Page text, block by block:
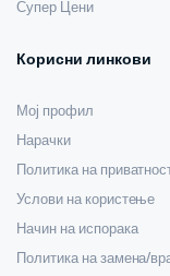
Супер Цени
Корисни линкови
Мој профил
Нарачки
Политика на
Услови на користење
Начин на испорака
Политика на замена/